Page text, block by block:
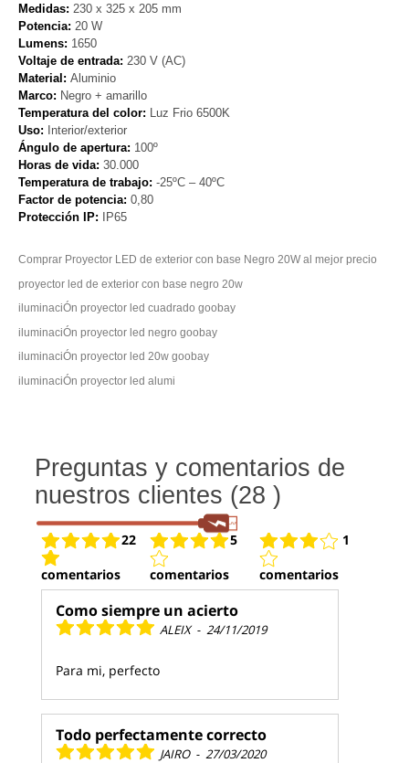
Medidas: 230 x 325 x 205 mm
Potencia: 20 W
Lumens: 1650
Voltaje de entrada: 230 V (AC)
Material: Aluminio
Marco: Negro + amarillo
Temperatura del color:
Luz Frio 6500K
Uso:
Interior/exterior
Ángulo de apertura: 100º
Horas de vida: 30.000
Temperatura de trabajo: -25ºC – 40ºC
Factor de potencia: 0,80
Protección IP:
IP65
Comprar Proyector LED de exterior con base Negro 20W al mejor precio
proyector led de exterior con base negro 20w
iluminaciÓn proyector led cuadrado goobay
iluminaciÓn proyector led negro goobay
iluminaciÓn proyector led 20w goobay
iluminaciÓn proyector led alumi
Preguntas y comentarios de
nuestros clientes (28 )
22
comentarios
5
comentarios
1
comentarios
Como siempre un acierto
ALEIX - 24/11/2019
Para mi, perfecto
Todo perfectamente correcto
JAIRO - 27/03/2020